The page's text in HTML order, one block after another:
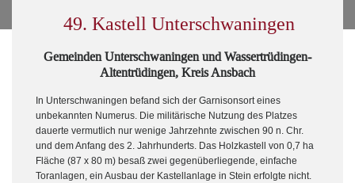
49. Kastell Unterschwaningen
Gemeinden Unterschwaningen und Wassertrüdingen-
Altentrüdingen, Kreis Ansbach
In Unterschwaningen befand sich der Garnisonsort eines
unbekannten Numerus. Die militärische Nutzung des Platzes
dauerte vermutlich nur wenige Jahrzehnte zwischen 90 n. Chr.
und dem Anfang des 2. Jahrhunderts. Das Holzkastell von 0,7 ha
Fläche (87 x 80 m) besaß zwei gegenüberliegende, einfache
Toranlagen, ein Ausbau der Kastellanlage in Stein erfolgte nicht.